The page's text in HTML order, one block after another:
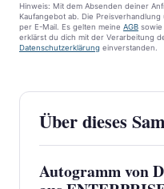
Hinweis: Mit dem Absenden deiner
Kaufangebot ab. Die
per E-Mail. Es gelten meine AGB sowie
erklärst du dich mit der Verarbeitung
Datenschutzerklärung einverstanden.
Über dieses
Autogramm von